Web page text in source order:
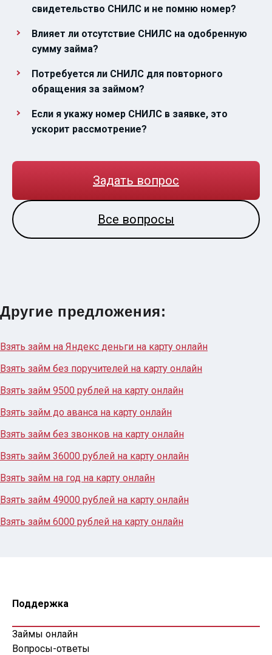
свидетельство СНИЛС и не помню номер?
Влияет ли отсутствие СНИЛС на одобренную
сумму займа?
Потребуется ли СНИЛС для повторного
обращения за займом?
Если я укажу номер СНИЛС в заявке, это
ускорит рассмотрение?
Задать вопрос
Все вопросы
Другие предложения:
Взять займ на Яндекс деньги на карту онлайн
Взять займ без поручителей на карту онлайн
Взять займ 9500 рублей на карту онлайн
Взять займ до аванса на карту онлайн
Взять займ без звонков на карту онлайн
Взять займ 36000 рублей на карту онлайн
Взять займ на год на карту онлайн
Взять займ 49000 рублей на карту онлайн
Взять займ 6000 рублей на карту онлайн
Поддержка
Займы онлайн
Вопросы-ответы